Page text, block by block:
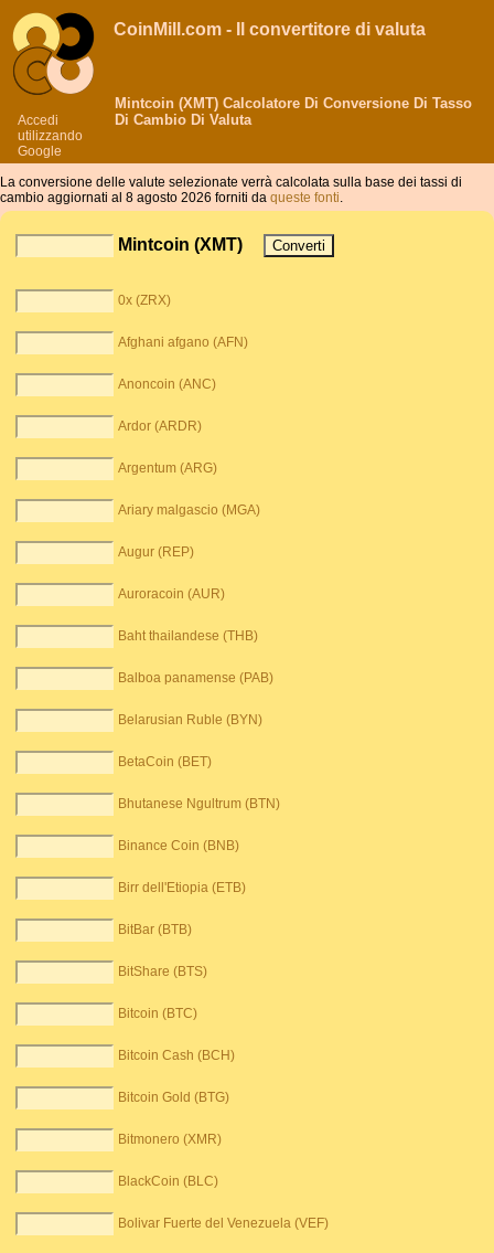
Accedi
utilizzando
Google
CoinMill.com - Il convertitore di valuta
Mintcoin (XMT) Calcolatore Di Conversione Di Tasso
Di Cambio Di Valuta
La conversione delle valute selezionate verrà calcolata sulla base dei tassi di
cambio aggiornati al 8 agosto 2026 forniti da queste fonti.
Mintcoin (XMT)
0x (ZRX)
Afghani afgano (AFN)
Anoncoin (ANC)
Ardor (ARDR)
Argentum (ARG)
Ariary malgascio (MGA)
Augur (REP)
Auroracoin (AUR)
Baht thailandese (THB)
Balboa panamense (PAB)
Belarusian Ruble (BYN)
BetaCoin (BET)
Bhutanese Ngultrum (BTN)
Binance Coin (BNB)
Birr dell'Etiopia (ETB)
BitBar (BTB)
BitShare (BTS)
Bitcoin (BTC)
Bitcoin Cash (BCH)
Bitcoin Gold (BTG)
Bitmonero (XMR)
BlackCoin (BLC)
Bolivar Fuerte del Venezuela (VEF)